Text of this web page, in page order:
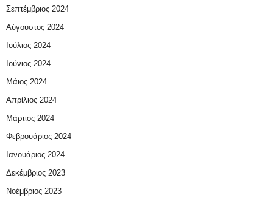
Σεπτέμβριος 2024
Αύγουστος 2024
Ιούλιος 2024
Ιούνιος 2024
Μάιος 2024
Απρίλιος 2024
Μάρτιος 2024
Φεβρουάριος 2024
Ιανουάριος 2024
Δεκέμβριος 2023
Νοέμβριος 2023